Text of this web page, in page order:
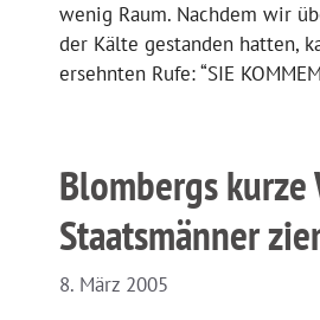
wenig Raum. Nachdem wir
der Kälte gestanden hatten,
ersehnten Rufe: “SIE
Blombergs kurze
Staatsmänner
8. März 2005